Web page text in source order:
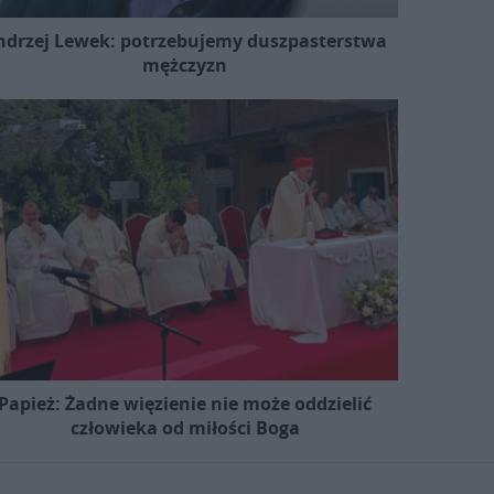
Lewek: potrzebujemy duszpasterstwa
mężczyzn
Żadne więzienie nie może oddzielić
człowieka od miłości Boga